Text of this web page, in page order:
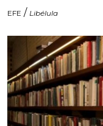
EFE / Libélula